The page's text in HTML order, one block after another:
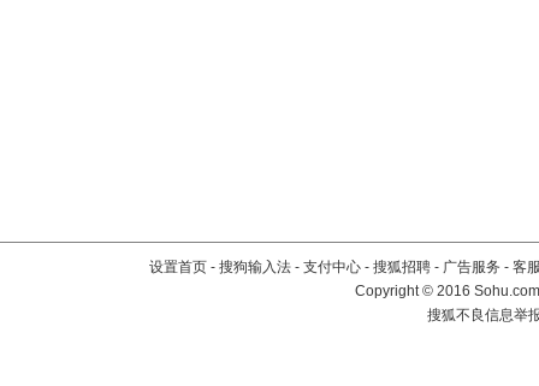
设置首页 - 搜狗输入法 - 支付中心 - 搜狐招聘 - 广告服务 - 客
Copyright©2016
搜狐不良信息举